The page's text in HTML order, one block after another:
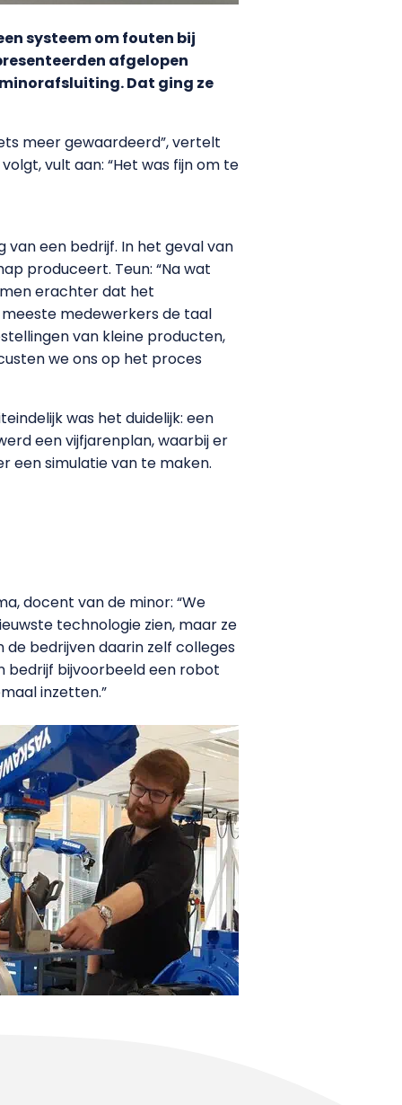
systeem om fouten bij
afgelopen
Dat ging ze
meer gewaardeerd”, vertelt
vult aan: “Het was fijn om te
een bedrijf. In het geval van
produceert. Teun: “Na wat
erachter dat het
medewerkers de taal
van kleine producten,
we ons op het proces
was het duidelijk: een
een vijfjarenplan, waarbij er
een simulatie van te maken.
docent van de minor: “We
technologie zien, maar ze
de bedrijven daarin zelf colleges
bedrijf bijvoorbeeld een robot
inzetten.”